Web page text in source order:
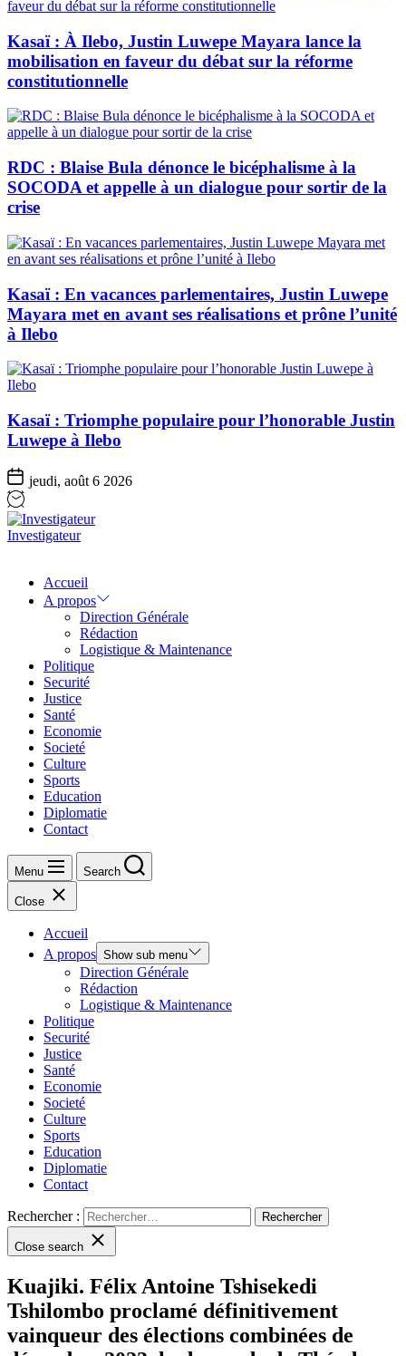
Kasaï : À Ilebo, Justin Luwepe Mayara lance la
mobilisation en faveur du débat sur la réforme
constitutionnelle
RDC : Blaise Bula dénonce le bicéphalisme à la
SOCODA et appelle à un dialogue pour sortir de la
crise
Kasaï : En vacances parlementaires, Justin Luwepe
Mayara met en avant ses réalisations et prône l’unité
à Ilebo
Kasaï : Triomphe populaire pour l’honorable Justin
Luwepe à Ilebo
jeudi, août 6 2026
Investigateur
Accueil
A propos
Direction Générale
Rédaction
Logistique & Maintenance
Politique
Securité
Justice
Santé
Economie
Societé
Culture
Sports
Education
Diplomatie
Contact
Menu Search
Close
Accueil
A propos Show sub menu
Direction Générale
Rédaction
Logistique & Maintenance
Politique
Securité
Justice
Santé
Economie
Societé
Culture
Sports
Education
Diplomatie
Contact
Rechercher :
Close search
Kuajiki. Félix Antoine Tshisekedi
Tshilombo proclamé définitivement
vainqueur des élections combinées de